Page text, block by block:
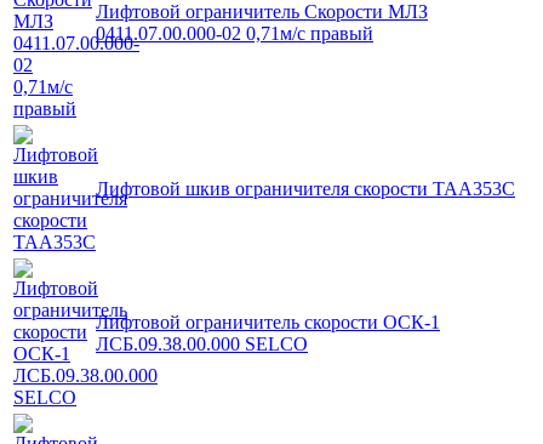
Лифтовой ограничитель Скорости МЛЗ
0411.07.00.000-02 0,71м/с правый
Лифтовой шкив ограничителя скорости TAA353C
Лифтовой ограничитель скорости ОСК-1
ЛСБ.09.38.00.000 SELCO